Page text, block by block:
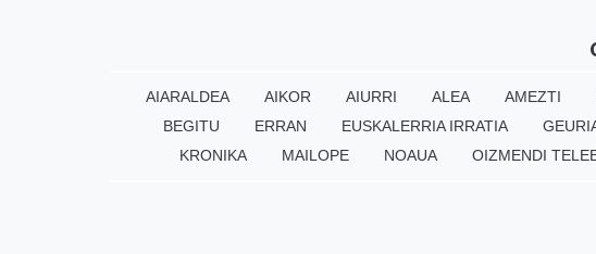
AIARALDEA AIKOR AIURRI ALEA AMEZTI
BEGITU
ERRAN EUSKALERRIA IRRATIA
KRONIKA
MAILOPE NOAUA OIZMENDI